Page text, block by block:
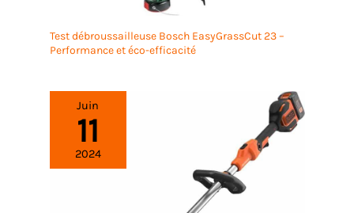
Test débroussailleuse Bosch EasyGrassCut 23 –
Performance et éco-efficacité
Juin
11
2024